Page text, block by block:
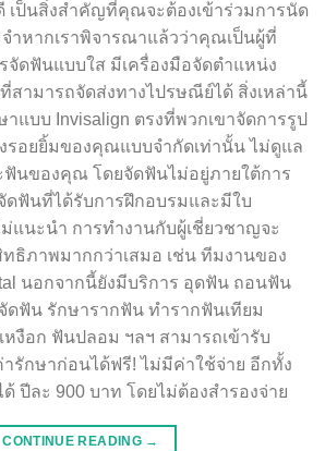
เป็นสิ่งสำคัญที่คุณจะต้องเข้าร่วมการนัด
จำหากเราพิจารณาแล้วว่าคุณเป็นผู้ที่
จัดฟันแบบใส มีเครื่องมือจัดตำแหน่ง
สามารถจัดส่งทางไปรษณีย์ได้ สิ่งเหล่านี้
แบบ Invisalign ตรงที่พวกเขาจัดการรูป
อยยิ้มของคุณแบบจำกัดเท่านั้น ไม่ดูแล
นของคุณ โดยจัดฟันไม่อยู่ภายใต้การ
ฟันที่ได้รับการฝึกอบรมและมีใบ
แนะนำ การทำงานกับผู้เชี่ยวชาญจะ
ธิภาพมากกว่าเสมอ เช่น ทีมงานของ
นอกจากนี้ยังมีบริการ อุดฟัน ถอนฟัน
ฟัน รักษารากฟัน ทำรากฟันเทียม
งือก ฟันปลอม ฯลฯ สามารถเข้ารับ
ารักษาก่อนได้ฟรี! ไม่มีค่าใช้จ่าย อีกทั้ง
ปีละ 900 บาท โดยไม่ต้องสำรองจ่าย
CONTINUE READING →